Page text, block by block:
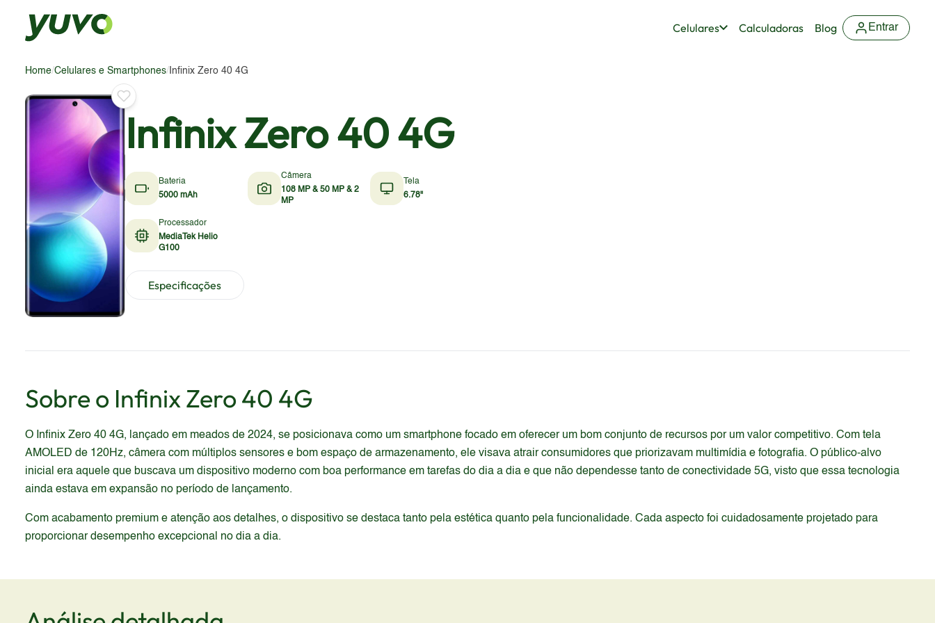
Celulares Calculadoras Blog Entrar
Home/Celulares e Smartphones/ Infinix Zero 40 4G
Infinix Zero 40 4G
Bateria
5000 mAh
Câmera
108 MP & 50 MP & 2
MP
Tela
6.78"
Processador
MediaTek Helio
G100
Especificações
Sobre o InfinixZero 40 4G
O Infinix Zero 40 4G, lançado em meados de 2024, se posicionava como um smartphone focado em oferecer um bom conjunto de recursos por um valor competitivo. Com tela
AMOLED de 120Hz, câmera com múltiplos sensores e bom espaço de armazenamento, ele visava atrair consumidores que priorizavam multimídia e fotografia. O público-alvo
inicial era aquele que buscava um dispositivo moderno com boa performance em tarefas do dia a dia e que não dependesse tanto de conectividade 5G, visto que essa tecnologia
ainda estava em expansão no período de lançamento.
Com acabamento premium e atenção aos detalhes, o dispositivo se destaca tanto pela estética quanto pela funcionalidade. Cada aspecto foi cuidadosamente projetado para
proporcionar desempenho excepcional no dia a dia.